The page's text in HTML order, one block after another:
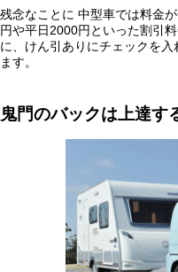
残念なことに 中型車では料金
円や平日2000円といった割引
に、けん引ありにチェックを
ます。
鬼門のバックは上達す